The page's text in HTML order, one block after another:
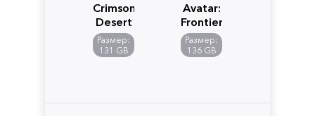
Crimson
Desert
Размер:
131 GB
Avatar:
Frontiers
of
Pandora
Размер:
136 GB